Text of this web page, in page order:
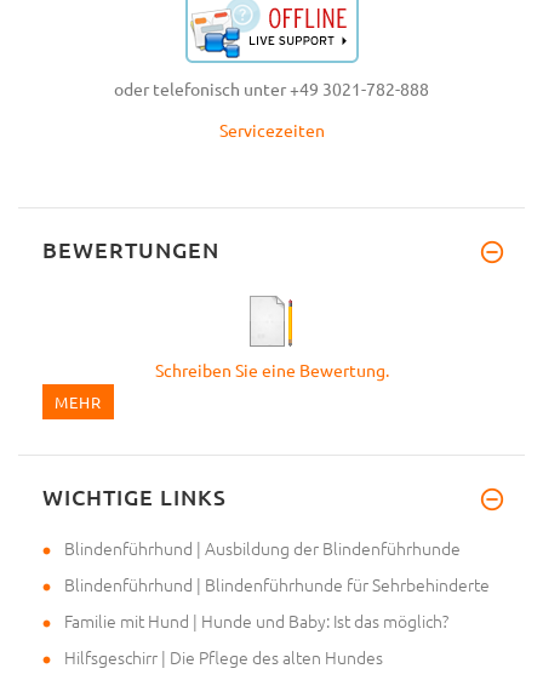
oder telefonisch unter +49 3021-782-888
Servicezeiten
BEWERTUNGEN
Schreiben Sie eine Bewertung.
MEHR
WICHTIGE LINKS
Blindenführhund | Ausbildung der Blindenführhunde
Blindenführhund | Blindenführhunde für Sehrbehinderte
Familie mit Hund | Hunde und Baby: Ist das möglich?
Hilfsgeschirr | Die Pflege des alten Hundes